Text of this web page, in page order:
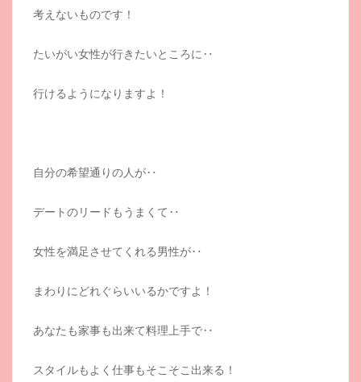
考えないものです！
たいがい女性が行きたいところに‥
行けるようになりますよ！
自分の希望通りの人が‥
デートのリードもうまくて‥
女性を満足させてくれる男性が‥
まわりにどれぐらいいるかですよ！
あなたも家事も出来て料理上手で‥
スタイルもよく仕事もそこそこ出来る！